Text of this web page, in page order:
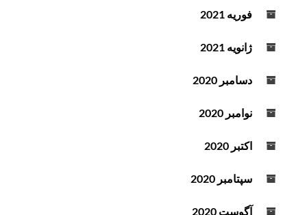
فوریه 2021
ژانویه 2021
دسامبر 2020
نوامبر 2020
اکتبر 2020
سپتامبر 2020
آگوست 2020